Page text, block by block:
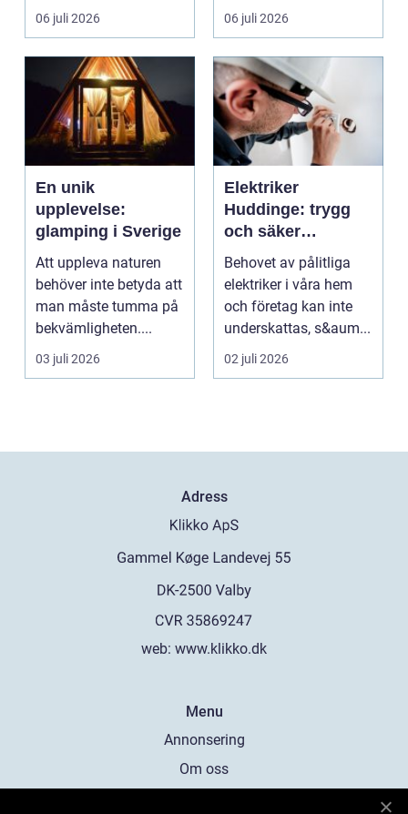
hantverksskicklighet.
Valet av materia...
06 juli 2026
och kapel...
06 juli 2026
En unik
upplevelse:
glamping i Sverige
Att uppleva naturen
behöver inte betyda att
man måste tumma på
bekvämligheten....
03 juli 2026
Elektriker
Huddinge: trygg
och säker
elinstallation
Behovet av pålitliga
elektriker i våra hem
och företag kan inte
underskattas, s&aum...
02 juli 2026
Adress
web: www.klikko.dk
Menu
Annonsering
Om oss